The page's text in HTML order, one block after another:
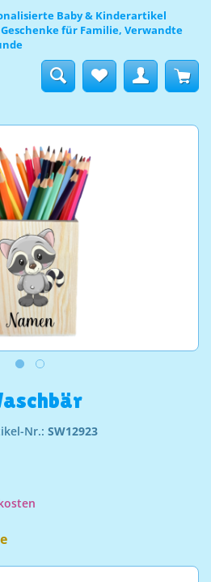
Baby & Kinderartikel
für Familie, Verwandte
Nr.: SW12923